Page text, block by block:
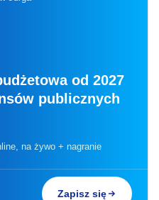
od 2027
publicznych
na żywo + nagranie
Zapisz się